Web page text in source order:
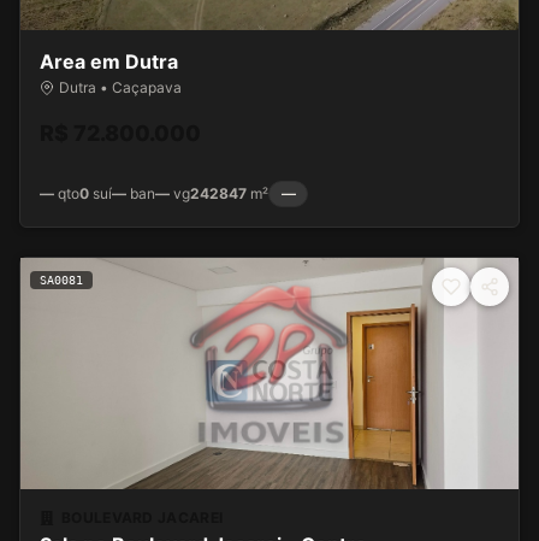
Area em Dutra
Dutra • Caçapava
— qto0 suí— ban— vg242847 m² —
SA0081